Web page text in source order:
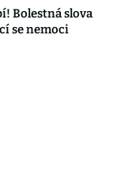
Bolestná slova
se nemoci